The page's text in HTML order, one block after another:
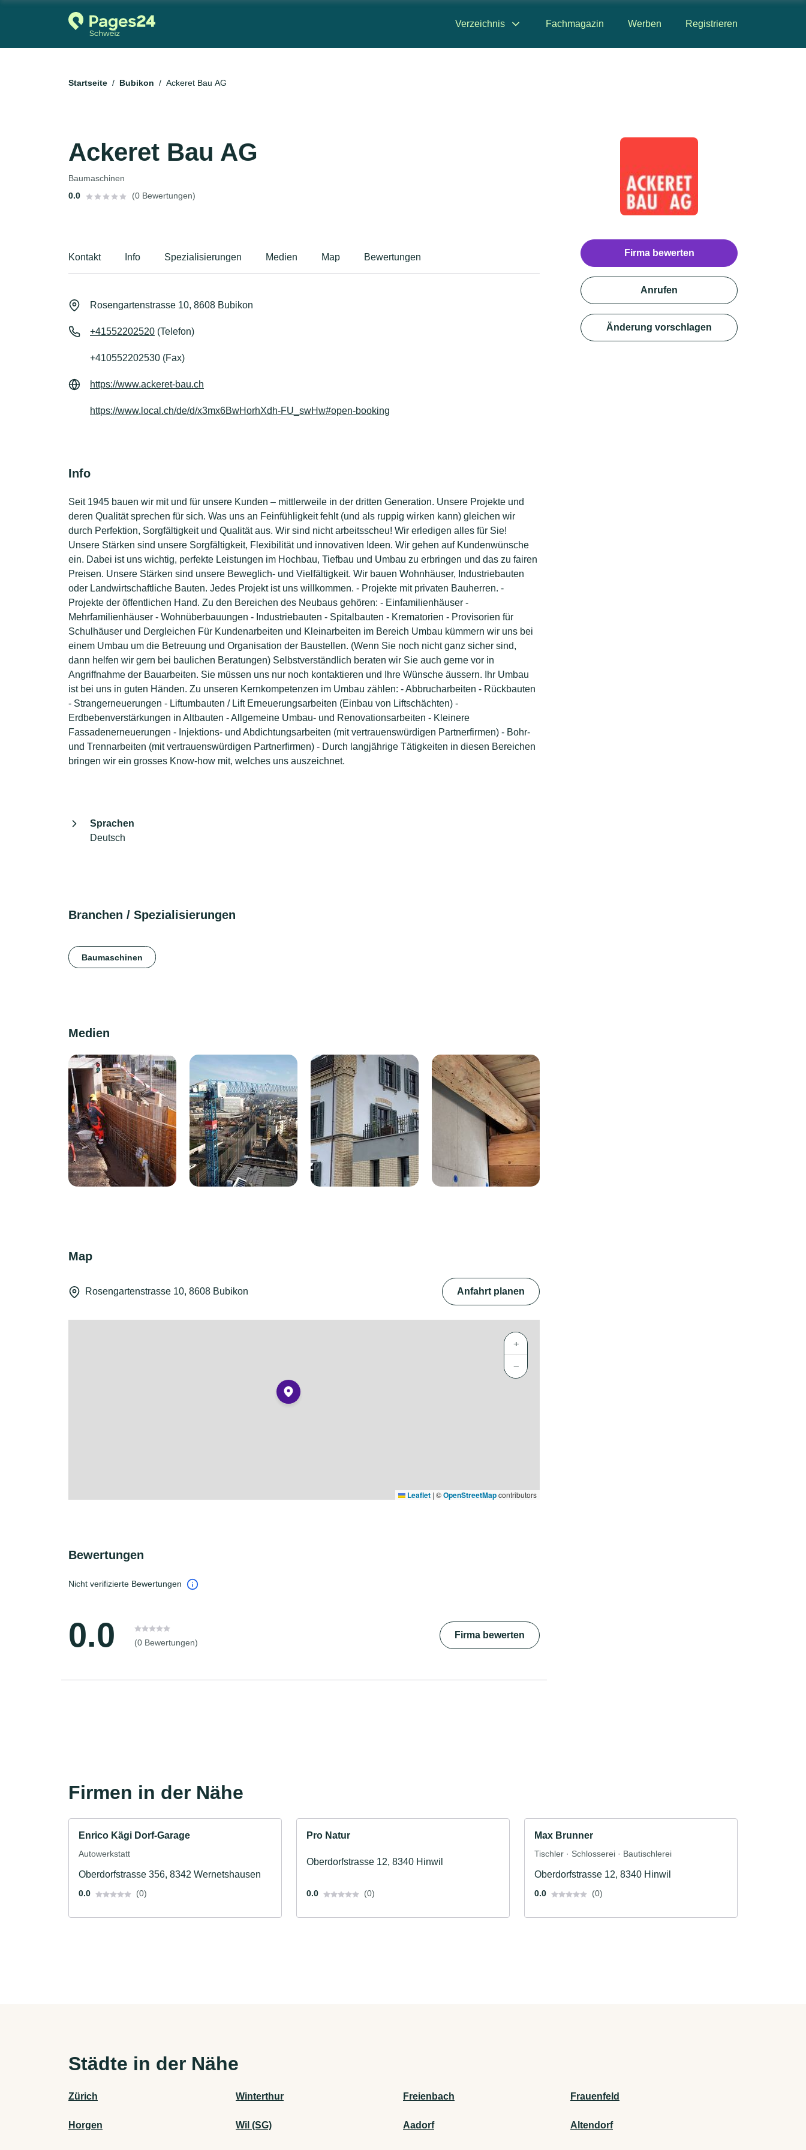
Verzeichnis Fachmagazin Werben Registrieren
Startseite Bubikon Ackeret Bau AG
Ackeret Bau AG
Baumaschinen
0.0
(0 Bewertungen)
Kontakt Info Spezialisierungen Medien Map Bewertungen
Rosengartenstrasse 10, 8608 Bubikon
+41552202520 (Telefon)
+410552202530 (Fax)
https://www.ackeret-bau.ch
https://www.local.ch/de/d/x3mx6BwHorhXdh-FU_swHw#open-booking
Info
Seit 1945 bauen wir mit und für unsere Kunden – mittlerweile in der dritten Generation. Unsere Projekte und
deren Qualität sprechen für sich. Was uns an Feinfühligkeit fehlt (und als ruppig wirken kann) gleichen wir
durch Perfektion, Sorgfältigkeit und Qualität aus. Wir sind nicht arbeitsscheu! Wir erledigen alles für Sie!
Unsere Stärken sind unsere Sorgfältigkeit, Flexibilität und innovativen Ideen. Wir gehen auf Kundenwünsche
ein. Dabei ist uns wichtig, perfekte Leistungen im Hochbau, Tiefbau und Umbau zu erbringen und das zu fairen
Preisen. Unsere Stärken sind unsere Beweglich- und Vielfältigkeit. Wir bauen Wohnhäuser, Industriebauten
oder Landwirtschaftliche Bauten. Jedes Projekt ist uns willkommen. - Projekte mit privaten Bauherren. -
Projekte der öffentlichen Hand. Zu den Bereichen des Neubaus gehören: - Einfamilienhäuser -
Mehrfamilienhäuser - Wohnüberbauungen - Industriebauten - Spitalbauten - Krematorien - Provisorien für
Schulhäuser und Dergleichen Für Kundenarbeiten und Kleinarbeiten im Bereich Umbau kümmern wir uns bei
einem Umbau um die Betreuung und Organisation der Baustellen. (Wenn Sie noch nicht ganz sicher sind,
dann helfen wir gern bei baulichen Beratungen) Selbstverständlich beraten wir Sie auch gerne vor in
Angriffnahme der Bauarbeiten. Sie müssen uns nur noch kontaktieren und Ihre Wünsche äussern. Ihr Umbau
ist bei uns in guten Händen. Zu unseren Kernkompetenzen im Umbau zählen: - Abbrucharbeiten - Rückbauten
- Strangerneuerungen - Liftumbauten / Lift Erneuerungsarbeiten (Einbau von Liftschächten) -
Erdbebenverstärkungen in Altbauten - Allgemeine Umbau- und Renovationsarbeiten - Kleinere
Fassadenerneuerungen - Injektions- und Abdichtungsarbeiten (mit vertrauenswürdigen Partnerfirmen) - Bohr-
und Trennarbeiten (mit vertrauenswürdigen Partnerfirmen) - Durch langjährige Tätigkeiten in diesen Bereichen
bringen wir ein grosses Know-how mit, welches uns auszeichnet.
Sprachen
Deutsch
Branchen / Spezialisierungen
Baumaschinen
Medien
Map
Rosengartenstrasse 10, 8608 Bubikon Anfahrt planen
+
−
Leaflet | ©OpenStreetMapcontributors
Bewertungen
Nicht verifizierte Bewertungen
0.0 (0 Bewertungen)
Firma bewerten
Firma bewerten
Anrufen
Änderung vorschlagen
Firmen in der Nähe
Enrico Kägi Dorf-Garage
Autowerkstatt
Oberdorfstrasse 356, 8342 Wernetshausen
0.0 (0)
Pro Natur
Oberdorfstrasse 12, 8340 Hinwil
0.0 (0)
Max Brunner
Tischler · Schlosserei · Bautischlerei
Oberdorfstrasse 12, 8340 Hinwil
0.0 (0)
Städte in der Nähe
Zürich Winterthur Freienbach Frauenfeld
Horgen Wil (SG) Aadorf Altendorf